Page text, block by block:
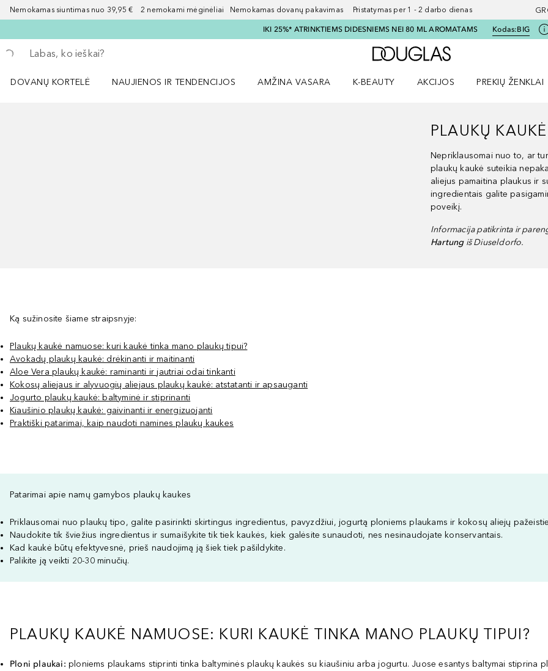
Nemokamas siuntimas nuo 39,95 € 2 nemokami mėginėliai Nemokamas dovanų pakavimas Pristatymas per 1 - 2 darbo dienas
IKI 25%* ATRINKTIEMS DIDESNIEMS NEI 80 ML AROMATAMS Kodas:BIG
Grįžk atgal
Vykdykite paiešką
Į Douglas pagrindinį
DOVANŲ KORTELĖ
NAUJIENOS IR TENDENCIJOS
AMŽINA VASARA
K-BEAUTY
AKCIJOS
PREKIŲ ŽENKLAI
PLAUKŲ
Nepriklausomai nuo to, ar
plaukų kaukė suteikia
aliejus pamaitina plaukus ir
ingredientais galite
poveikį.
Informacija patikrinta ir
Hartungiš Diuseldorfo.
Ką sužinosite šiame straipsnyje:
Plaukų kaukė namuose: kuri kaukė tinka mano plaukų tipui?
Avokadų plaukų kaukė: drėkinanti ir maitinanti
Aloe Vera plaukų kaukė: raminanti ir jautriai odai tinkanti
Kokosų aliejaus ir alyvuogių aliejaus plaukų kaukė: atstatanti ir apsauganti
Jogurto plaukų kaukė: baltyminė ir stiprinanti
Kiaušinio plaukų kaukė: gaivinanti ir energizuojanti
Praktiški patarimai, kaip naudoti namines plaukų kaukes
Patarimai apie namų gamybos plaukų kaukes
Priklausomai nuo plaukų tipo, galite pasirinkti skirtingus ingredientus, pavyzdžiui, jogurtą ploniems plaukams ir kokosų aliejų
Naudokite tik šviežius ingredientus ir sumaišykite tik tiek kaukės, kiek galėsite sunaudoti, nes nesinaudojate konservantais.
Kad kaukė būtų efektyvesnė, prieš naudojimą ją šiek tiek pašildykite.
Palikite ją veikti 20-30 minučių.
PLAUKŲ KAUKĖ NAMUOSE: KURI KAUKĖ TINKA MANO PLAUKŲ TIPUI?
Ploni plaukai: ploniems plaukams stiprinti tinka baltyminės plaukų kaukės su kiaušiniu arba jogurtu. Juose esantys baltymai stiprina